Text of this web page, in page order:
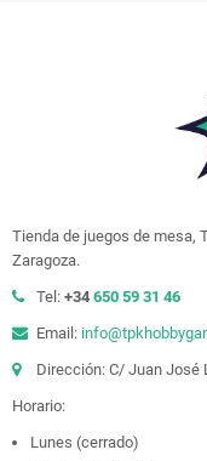
Tienda de juegos de mesa,
Zaragoza.
Tel: +34 650 59 31 46
Email:
Dirección: C/ Juan José
Horario:
Lunes (cerrado)